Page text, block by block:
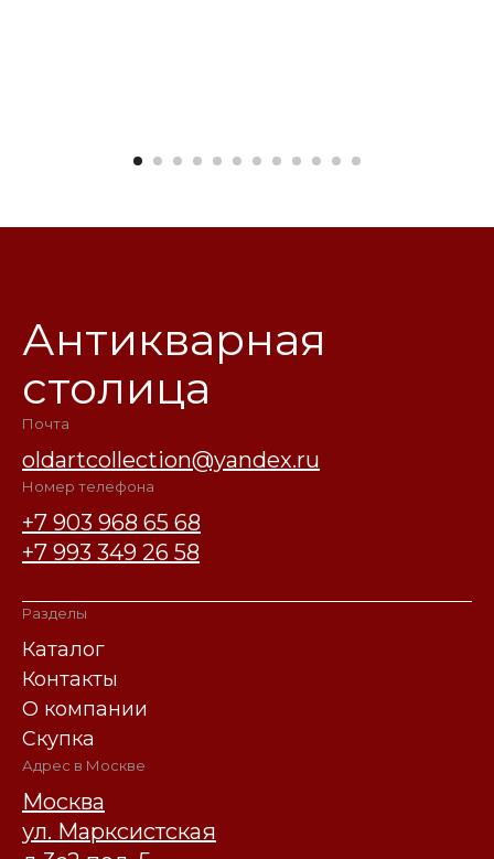
Антикварная
столица
Почта
oldartcollection@yandex.ru
Номер телефона
+7 903 968 65 68
+7 993 349 26 58
Разделы
Каталог
Контакты
О компании
Скупка
Адрес в Москве
Москва
ул. Марксистская